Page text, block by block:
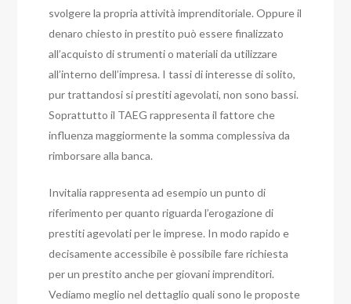
svolgere la propria attività imprenditoriale. Oppure il
denaro chiesto in prestito può essere finalizzato
all’acquisto di strumenti o materiali da utilizzare
all’interno dell’impresa. I tassi di interesse di solito,
pur trattandosi si prestiti agevolati, non sono bassi.
Soprattutto il TAEG rappresenta il fattore che
influenza maggiormente la somma complessiva da
rimborsare alla banca.
Invitalia rappresenta ad esempio un punto di
riferimento per quanto riguarda l’erogazione di
prestiti agevolati per le imprese. In modo rapido e
decisamente accessibile è possibile fare richiesta
per un prestito anche per giovani imprenditori.
Vediamo meglio nel dettaglio quali sono le proposte